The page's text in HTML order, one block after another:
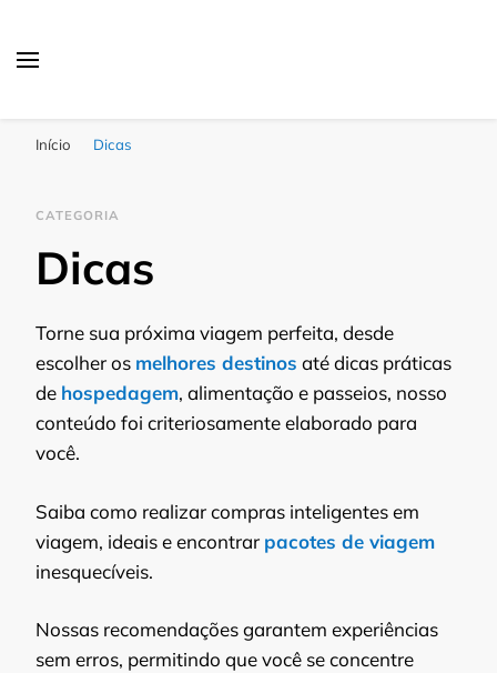
Início Dicas
CATEGORIA
Dicas
Torne sua próxima viagem perfeita, desde
escolher os melhores destinos até dicas práticas
de hospedagem, alimentação e passeios, nosso
conteúdo foi criteriosamente elaborado para
você.
Saiba como realizar compras inteligentes em
viagem, ideais e encontrar pacotes de viagem
inesquecíveis.
Nossas recomendações garantem experiências
sem erros, permitindo que você se concentre